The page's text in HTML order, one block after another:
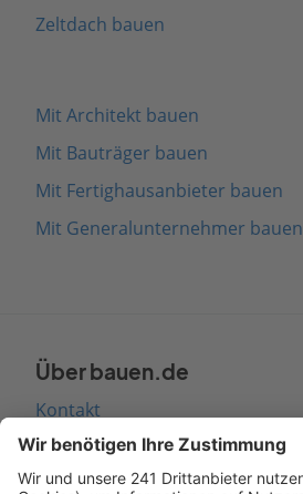
Zeltdach bauen
Mit Architekt bauen
Mit Bauträger bauen
Mit Fertighausanbieter bauen
Mit Generalunternehmer bauen
Über bauen.de
Kontakt
Seitenaufbau
Barrierefreiheit